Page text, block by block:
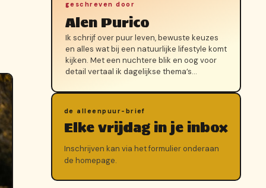
geschreven door
Alen Purico
Ik schrijf over puur leven, bewuste keuzes
en alles wat bij een natuurlijke lifestyle komt
kijken. Met een nuchtere blik en oog voor
detail vertaal ik dagelijkse thema’s…
de alleenpuur-brief
Elke vrijdag in je inbox
Inschrijven kan via het formulier onderaan
de homepage.